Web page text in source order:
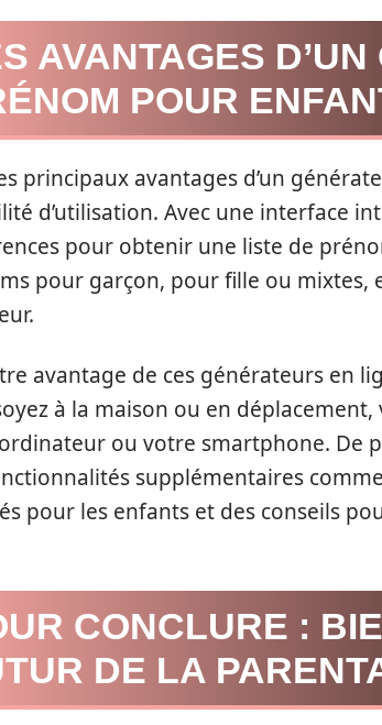
AVANTAGES
POUR
principaux avantages d’un
d’utilisation. Avec une interface
pour obtenir une liste de
pour garçon, pour fille ou
avantage de ces générateurs en
à la maison ou en
ou votre smartphone. De
supplémentaires
pour les enfants et des conseils
CONCLURE :
DE LA